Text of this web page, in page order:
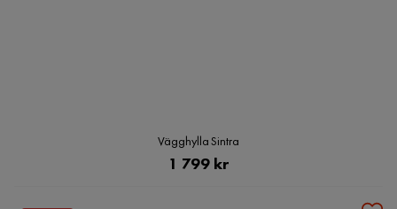
Vägghylla Sintra
Pris
1 799 kr